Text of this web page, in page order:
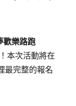
歡樂路跑
本次活動將在
最完整的報名